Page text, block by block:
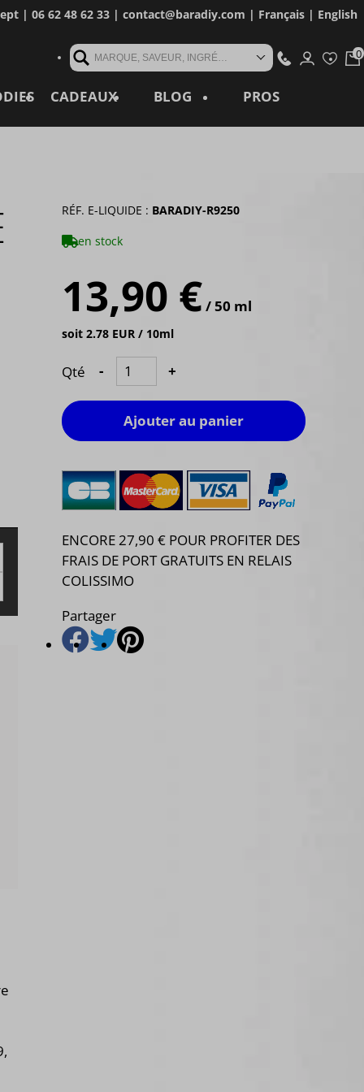
| 06 62 48 62 33 | contact@baradiy.com | Français| English
MARQUE, SAVEUR, INGRÉDIENT, RÉFÉRENCE, MOT CLÉ...
CADEAUX BLOG PROS
RÉF. E-LIQUIDE : BARADIY-R9250
en stock
13,90 €/ 50 ml
soit 2.78 EUR / 10ml
Qté - +
Ajouter au panier
ENCORE 27,90 € POUR PROFITER DES
FRAIS DE PORT GRATUITS EN RELAIS
COLISSIMO
Partager